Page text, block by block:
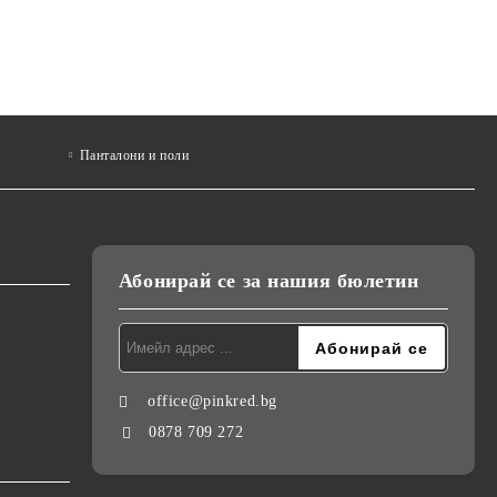
Панталони и поли
Абонирай се за нашия бюлетин
office@pinkred.bg
0878 709 272